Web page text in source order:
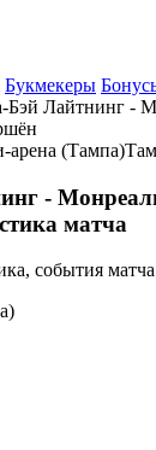
Букмекеры
Бэй Лайтнинг -
арена (Тампа)
-
матча
события